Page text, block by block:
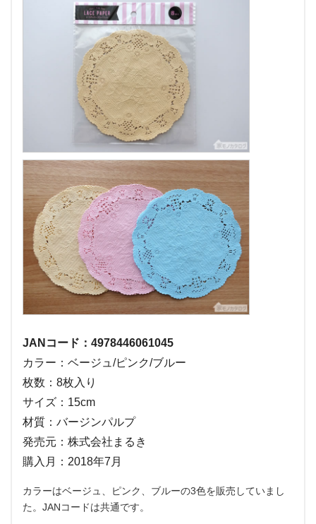
JANコード：4978446061045
カラー：ベージュ/ピンク/ブルー
枚数：8枚入り
サイズ：15cm
材質：バージンパルプ
発売元：株式会社まるき
購入月：2018年7月
カラーはベージュ、ピンク、ブルーの3色を販売していまし
た。JANコードは共通です。